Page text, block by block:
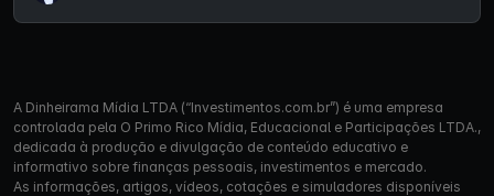
A Dinheirama Mídia LTDA (“Investimentos.com.br”) é uma empresa
controlada pela O Primo Rico Mídia, Educacional e Participações LTDA.,
dedicada à produção e divulgação de conteúdo educativo e
informativo sobre finanças pessoais, investimentos e mercado.
As informações, artigos, vídeos, cotações e simuladores disponíveis